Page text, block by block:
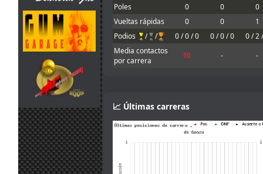
1
ago.
7:07
tangovalens :
"A fondo o a
casa"
31
johneysvk
Spambot in
forum
12:40
camtawn
Menjacocs, ten
agallas y T1 ;
*en ; Y t3, a
fondo o a casa
31
jul.
10:51
mitsumeku:
Tienes que
enviarlo al host
cuando sales de
boxes ; Para que
valide el setup
Poles
0 0
0
Vueltas rápidas
0 0
1
Podios
/ / 0 / 0 / 0 0 / 0 / 0
0 / 2
Media contactos
por carrera
10 - -
📈 Últimas carreras